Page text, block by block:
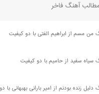
آهنگ فاخر
من مسم از ابراهیم الفتی با دو کیفیت
سیاه سفید از حامیم با دو کیفیت
دلیل زنده بودنم از امیر بارانی بهبهانی با